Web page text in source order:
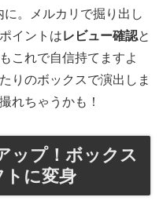
。メルカリで掘り出し
イントはレビュー確認と
これで自信持てますよ
りのボックスで演出しま
れちゃうかも！
ップ！ボックス
トに変身